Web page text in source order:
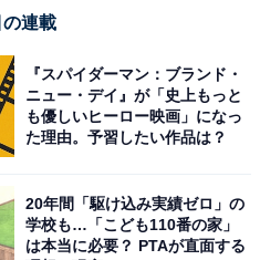
連載
『スパイダーマン：ブランド・
ニュー・デイ』が「史上もっと
も優しいヒーロー映画」になっ
た理由。予習したい作品は？
20年間「駆け込み実績ゼロ」の
学校も…「こども110番の家」
は本当に必要？ PTAが直面する